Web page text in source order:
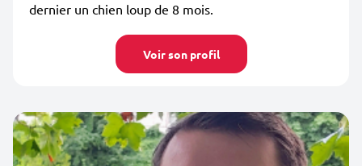
dernier un chien loup de 8 mois.
Voir son profil